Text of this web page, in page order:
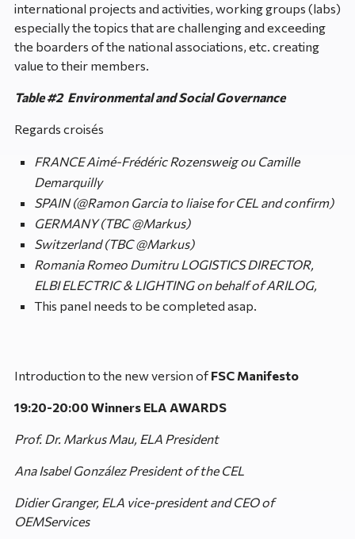
international projects and activities, working groups (labs)
especially the topics that are challenging and exceeding
the boarders of the national associations, etc. creating
value to their members.
Table #2 Environmental and Social Governance
Regards croisés
FRANCE Aimé-Frédéric Rozensweig ou Camille
Demarquilly
SPAIN(@Ramon Garcia to liaise for CEL and confirm)
GERMANY(TBC @Markus)
Switzerland (TBC @Markus)
RomaniaRomeo DumitruLOGISTICS DIRECTOR,
ELBI ELECTRIC & LIGHTING on behalf of ARILOG,
This panel needs to be completed asap.
Introduction to the new version of FSC Manifesto
19:20-20:00 Winners ELA AWARDS
Prof. Dr. Markus Mau, ELA President
Ana Isabel González President of the CEL
Didier Granger, ELA vice-president and CEO of
OEMServices